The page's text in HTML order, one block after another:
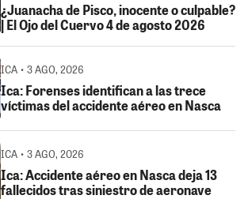
¿Juanacha de Pisco, inocente o culpable?
| El Ojo del Cuervo 4 de agosto 2026
ICA • 3 AGO, 2026
Ica: Forenses identifican a las trece
víctimas del accidente aéreo en Nasca
ICA • 3 AGO, 2026
Ica: Accidente aéreo en Nasca deja 13
fallecidos tras siniestro de aeronave